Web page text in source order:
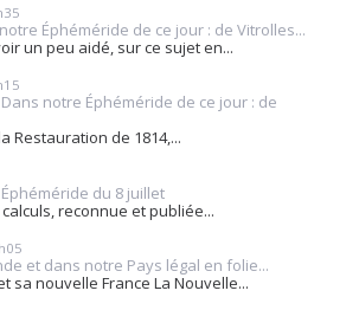
Éphéméride de ce jour : de Vitrolles...
un peu aidé, sur ce sujet en...
Dans notre Éphéméride de ce jour : de
Restauration de 1814,...
Éphéméride du 8 juillet
reconnue et publiée...
et dans notre Pays légal en folie...
sa nouvelle France La Nouvelle...